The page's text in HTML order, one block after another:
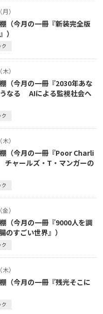
）
（今月の一冊『新装完全版
）
ク
）
（今月の一冊『2030年あな
なる AIによる監視社会へ
ク
）
（今月の一冊『Poor Charli
ャールズ・T・マンガーの
ク
）
（今月の一冊『9000人を調
すごい世界』）
ク
）
（今月の一冊『残光そこに
ク